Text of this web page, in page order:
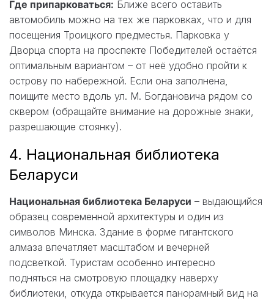
Где припарковаться: Ближе всего оставить
автомобиль можно на тех же парковках, что и для
посещения Троицкого предместья. Парковка у
Дворца спорта на проспекте Победителей остаётся
оптимальным вариантом – от неё удобно пройти к
острову по набережной. Если она заполнена,
поищите место вдоль ул. М. Богдановича рядом со
сквером (обращайте внимание на дорожные знаки,
разрешающие стоянку).
4. Национальная библиотека
Беларуси
Национальная библиотека Беларуси – выдающийся
образец современной архитектуры и один из
символов Минска. Здание в форме гигантского
алмаза впечатляет масштабом и вечерней
подсветкой. Туристам особенно интересно
подняться на смотровую площадку наверху
библиотеки, откуда открывается панорамный вид на